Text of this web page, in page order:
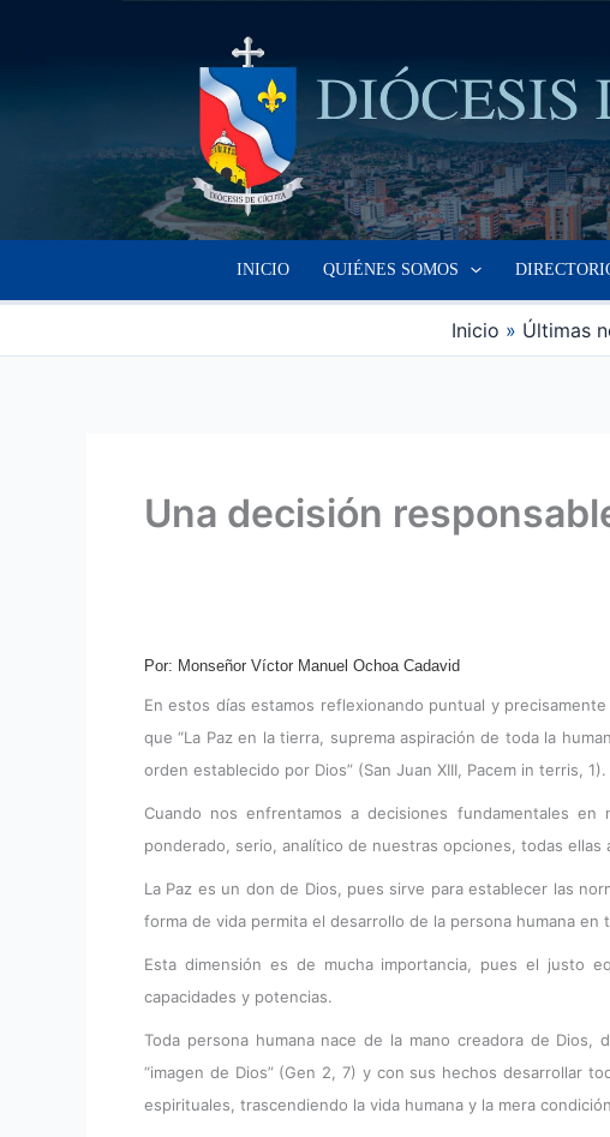
INICIO QUIÉNES SOMOS
Inicio Últimas
Una decisión
Por: Monseñor Víctor Manuel Ochoa Cadavid
En estos días estamos reflexionando puntual y
que “La Paz en la tierra, suprema aspiración de toda la
orden establecido por Dios” (San Juan XIII, Pacem in terris, 1).
Cuando nos enfrentamos a decisiones fundamentales
ponderado, serio, analítico de nuestras opciones, todas
La Paz es un don de Dios, pues sirve para establecer las
forma de vida permita el desarrollo de la persona humana en
Esta dimensión es de mucha importancia, pues el justo
capacidades y potencias.
Toda persona humana nace de la mano creadora de
“imagen de Dios” (Gen 2, 7) y con sus hechos desarrollar
espirituales, trascendiendo la vida humana y la mera